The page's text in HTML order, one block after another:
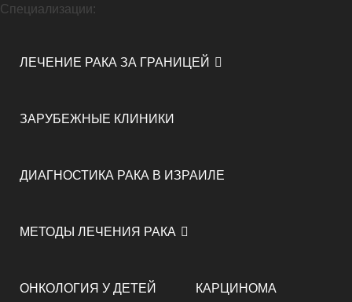
Специализации:
ЛЕЧЕНИЕ РАКА ЗА ГРАНИЦЕЙ
ЗАРУБЕЖНЫЕ КЛИНИКИ
ДИАГНОСТИКА РАКА В ИЗРАИЛЕ
МЕТОДЫ ЛЕЧЕНИЯ РАКА
ОНКОЛОГИЯ У ДЕТЕЙ КАРЦИНОМА